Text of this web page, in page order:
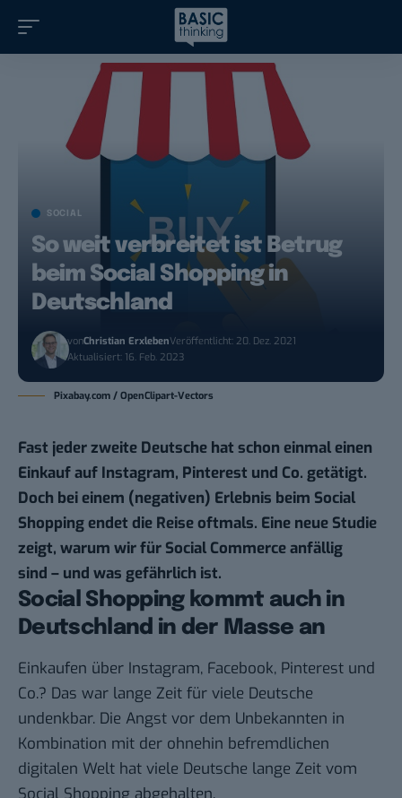
SOCIAL
So weit verbreitet ist Betrug
beim Social Shopping in
Deutschland
vonChristian ErxlebenVeröffentlicht: 20. Dez. 2021
Aktualisiert: 16. Feb. 2023
Pixabay.com / OpenClipart-Vectors
Fast jeder zweite Deutsche hat schon einmal einen
Einkauf auf Instagram, Pinterest und Co. getätigt.
Doch bei einem (negativen) Erlebnis beim Social
Shopping endet die Reise oftmals. Eine neue Studie
zeigt, warum wir für Social Commerce anfällig
sind – und was gefährlich ist.
Social Shopping kommt auch in
Deutschland in der Masse an
Einkaufen über Instagram, Facebook, Pinterest und
Co.? Das war lange Zeit für viele Deutsche
undenkbar. Die Angst vor dem Unbekannten in
Kombination mit der ohnehin befremdlichen
digitalen Welt hat viele Deutsche lange Zeit vom